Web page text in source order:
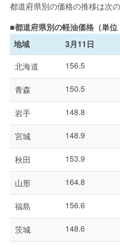
都道府県別の価格の推移は次の
■都道府県別の軽油価格（単位
地域
3月11日
北海道
156.5
青森 150.5
岩手 148.8
宮城 148.9
秋田 153.9
山形 164.8
福島 156.6
茨城 148.6